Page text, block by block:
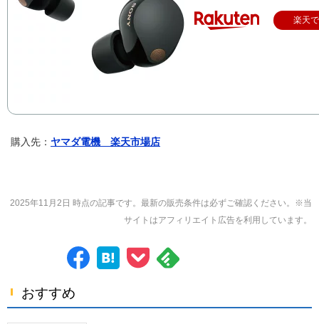
楽天
購入先： ヤマダ電機 楽天市場店
2025年11月2日 時点の記事です。最新の販売条件は必ずご確認ください。※当
サイトはアフィリエイト広告を利用しています。
おすすめ